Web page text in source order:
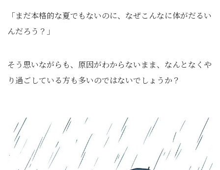
「まだ本格的な夏でもないのに、なぜこんなに体がだるい
んだろう？」
そう思いながらも、原因がわからないまま、なんとなくや
り過ごしている方も多いのではないでしょうか？